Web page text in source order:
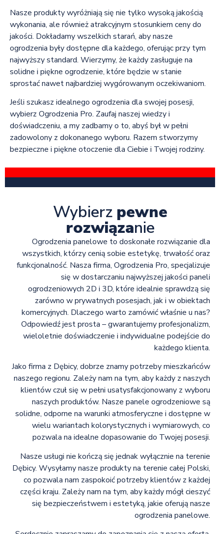
Nasze produkty wyróżniają się nie tylko wysoką jakością
wykonania, ale również atrakcyjnym stosunkiem ceny do
jakości. Dokładamy wszelkich starań, aby nasze
ogrodzenia były dostępne dla każdego, oferując przy tym
najwyższy standard. Wierzymy, że każdy zasługuje na
solidne i piękne ogrodzenie, które będzie w stanie
sprostać nawet najbardziej wygórowanym oczekiwaniom.
Jeśli szukasz idealnego ogrodzenia dla swojej posesji,
wybierz Ogrodzenia Pro. Zaufaj naszej wiedzy i
doświadczeniu, a my zadbamy o to, abyś był w pełni
zadowolony z dokonanego wyboru. Razem stworzymy
bezpieczne i piękne otoczenie dla Ciebie i Twojej rodziny.
Wybierz pewne
rozwiązanie
Ogrodzenia panelowe to doskonałe rozwiązanie dla
wszystkich, którzy cenią sobie estetykę, trwałość oraz
funkcjonalność. Nasza firma, Ogrodzenia Pro, specjalizuje
się w dostarczaniu najwyższej jakości paneli
ogrodzeniowych 2D i 3D, które idealnie sprawdzą się
zarówno w prywatnych posesjach, jak i w obiektach
komercyjnych. Dlaczego warto zamówić właśnie u nas?
Odpowiedź jest prosta – gwarantujemy profesjonalizm,
wieloletnie doświadczenie i indywidualne podejście do
każdego klienta.
Jako firma z Dębicy, dobrze znamy potrzeby mieszkańców
naszego regionu. Zależy nam na tym, aby każdy z naszych
klientów czuł się w pełni usatysfakcjonowany z wyboru
naszych produktów. Nasze panele ogrodzeniowe są
solidne, odporne na warunki atmosferyczne i dostępne w
wielu wariantach kolorystycznych i wymiarowych, co
pozwala na idealne dopasowanie do Twojej posesji.
Nasze usługi nie kończą się jednak wyłącznie na terenie
Dębicy. Wysyłamy nasze produkty na terenie całej Polski,
co pozwala nam zaspokoić potrzeby klientów z każdej
części kraju. Zależy nam na tym, aby każdy mógł cieszyć
się bezpieczeństwem i estetyką, jakie oferują nasze
ogrodzenia panelowe.